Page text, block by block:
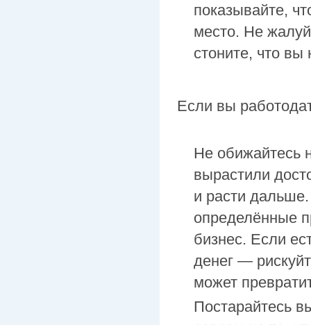
показывайте,
место. Не
стоните, что
Если вы
Не обижайтесь
вырастили
и расти
определённые
бизнес. Если
денег —
может
Постарайтесь